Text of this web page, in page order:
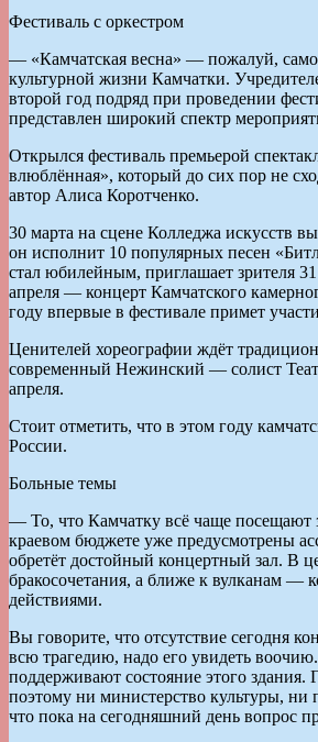
Фестиваль с оркестром
— «Камчатская весна» — пожалуй,
культурной жизни Камчатки.
второй год подряд при проведении
представлен широкий спектр
Открылся фестиваль премьерой
влюблённая», который до сих пор не
автор Алиса Коротченко.
30 марта на сцене Колледжа искусств
он исполнит 10 популярных песен
стал юбилейным, приглашает зрителя
апреля — концерт Камчатского
году впервые в фестивале примет
Ценителей хореографии ждёт
современный Нежинский — солист
апреля.
Стоит отметить, что в этом году
России.
Больные темы
— То, что Камчатку всё чаще посещают
краевом бюджете уже предусмотрены
обретёт достойный концертный зал. В
бракосочетания, а ближе к вулканам —
действиями.
Вы говорите, что отсутствие сегодня
всю трагедию, надо его увидеть
поддерживают состояние этого
поэтому ни министерство культуры, ни
что пока на сегодняшний день вопрос